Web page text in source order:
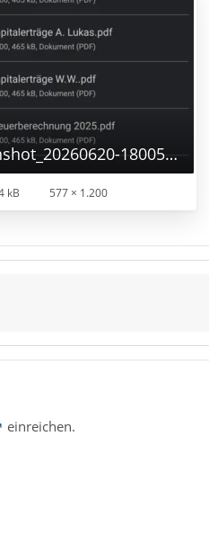
Screenshot_20260620-180057_Dateien.png
kB 577 × 1.200
einreichen.